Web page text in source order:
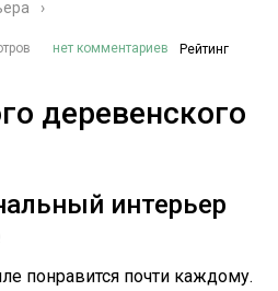
нет комментариев Рейтинг
деревенского
интерьер
понравится почти каждому.